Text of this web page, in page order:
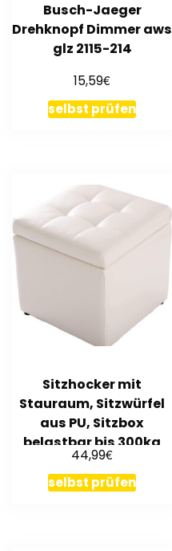
Busch-Jaeger
Drehknopf Dimmer aws
glz 2115-214
15,59€
selbst prüfen
Sitzhocker mit
Stauraum, Sitzwürfel
aus PU, Sitzbox
belastbar bis 300kg
Polsterhocker
44,99€
selbst prüfen